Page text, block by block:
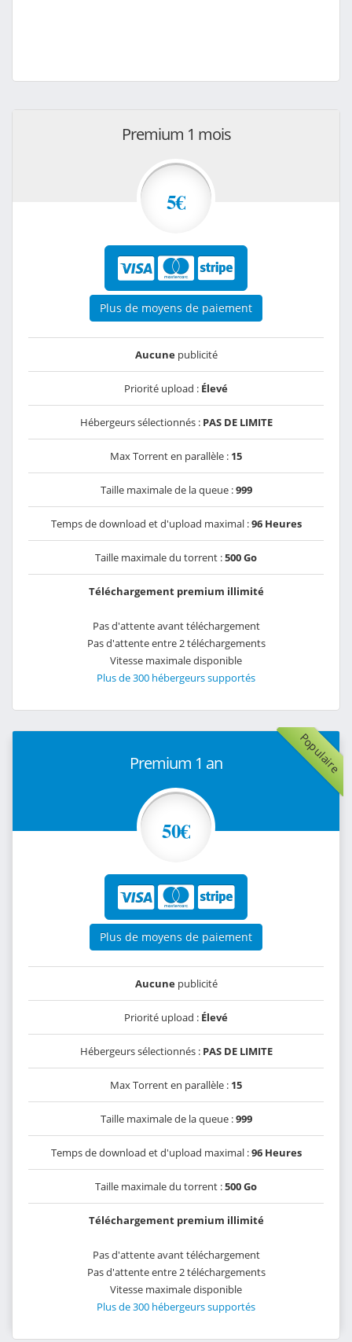
Premium 1 mois
5€
Plus de moyens de paiement
Aucunepublicité
Priorité upload : Élevé
Hébergeurs sélectionnés : PAS DE LIMITE
Max Torrent en parallèle : 15
Taille maximale de la queue :999
Temps de download et d'upload maximal :96 Heures
Taille maximale du torrent :500 Go
Téléchargement premium illimité
Pas d'attente avant téléchargement
Pas d'attente entre 2 téléchargements
Vitesse maximale disponible
Plus de 300 hébergeurs supportés
Populaire
Premium 1 an
50€
Plus de moyens de paiement
Aucunepublicité
Priorité upload : Élevé
Hébergeurs sélectionnés : PAS DE LIMITE
Max Torrent en parallèle : 15
Taille maximale de la queue :999
Temps de download et d'upload maximal :96 Heures
Taille maximale du torrent :500 Go
Téléchargement premium illimité
Pas d'attente avant téléchargement
Pas d'attente entre 2 téléchargements
Vitesse maximale disponible
Plus de 300 hébergeurs supportés